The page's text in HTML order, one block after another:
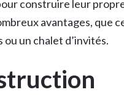
construire leur
avantages, que
ou un chalet d’invités.